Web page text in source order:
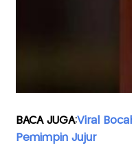
BACA JUGA:Viral
Pemimpin Jujur